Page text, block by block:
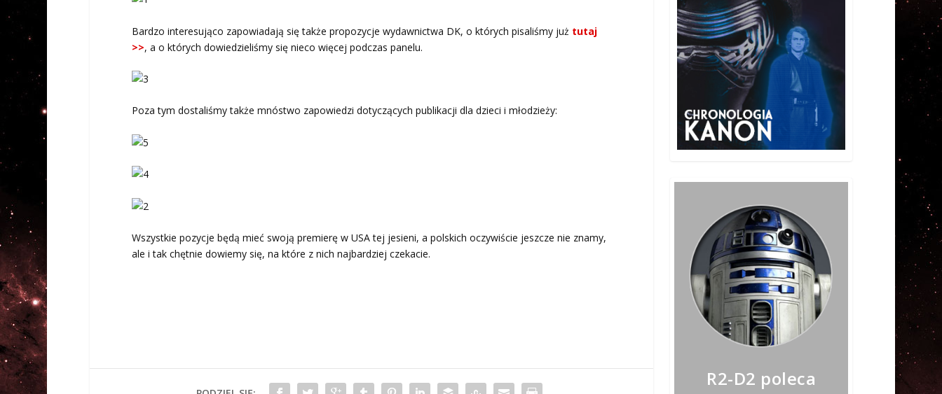
Bardzo interesująco zapowiadają się także propozycje wydawnictwa DK, o których pisaliśmy już tutaj
>>, a o których dowiedzieliśmy się nieco więcej podczas panelu.
Poza tym dostaliśmy także mnóstwo zapowiedzi dotyczących publikacji dla dzieci i młodzieży:
Wszystkie pozycje będą mieć swoją premierę w USA tej jesieni, a polskich oczywiście jeszcze nie znamy,
ale i tak chętnie dowiemy się, na które z nich najbardziej czekacie.
R2-D2 poleca